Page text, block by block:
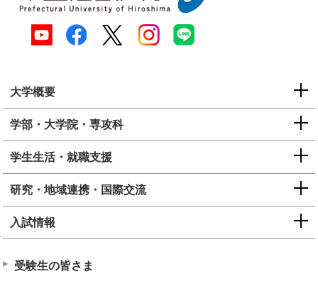
大学概要
学部・大学院・専攻科
学生生活・就職支援
研究・地域連携・国際交流
入試情報
受験生の皆さま